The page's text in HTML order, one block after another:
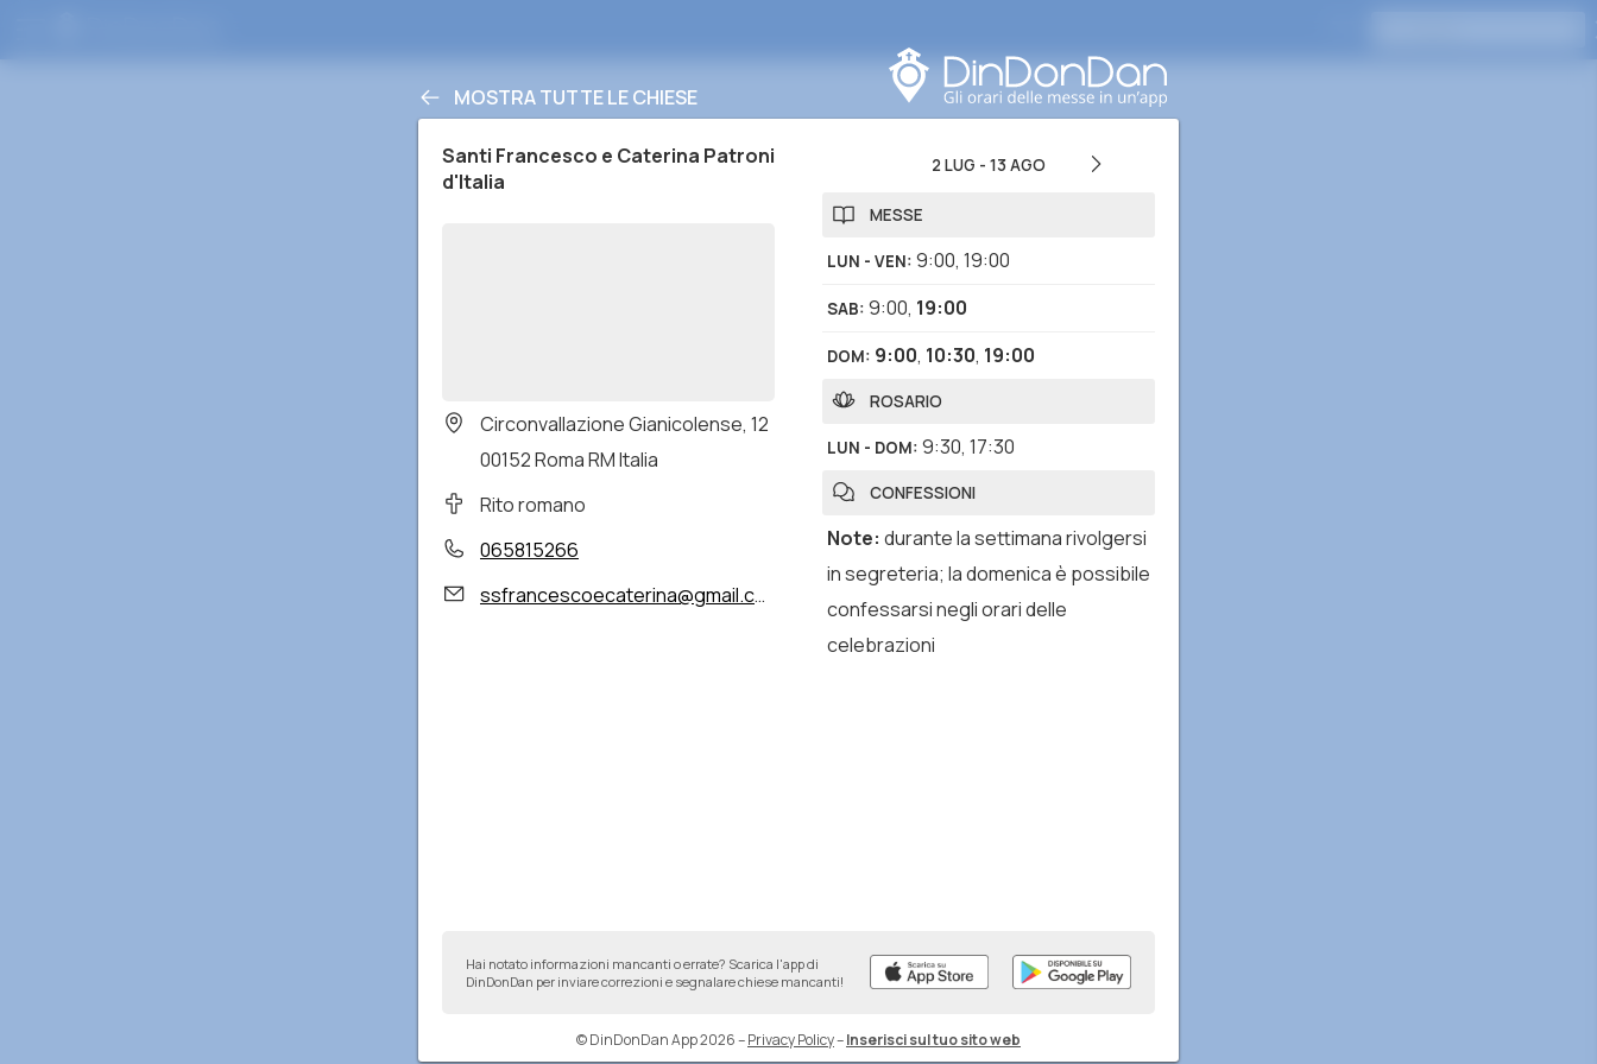
MOSTRA TUTTE LE CHIESE
Santi Francesco e Caterina Patroni
d'Italia
Circonvallazione Gianicolense, 12
00152 Roma RM Italia
Rito romano
065815266
ssfrancescoecaterina@gmail.com
2 LUG - 13 AGO
MESSE
LUN - VEN: 9:00, 19:00
SAB: 9:00, 19:00
DOM: 9:00, 10:30, 19:00
ROSARIO
LUN - DOM: 9:30, 17:30
CONFESSIONI
Note: durante la settimana rivolgersi
in segreteria; la domenica è possibile
confessarsi negli orari delle
celebrazioni
Hai notato informazioni mancanti o errate? Scarica l'app di
DinDonDan per inviare correzioni e segnalare chiese mancanti!
© DinDonDan App 2026–Privacy Policy–Inserisci sul tuo sito web